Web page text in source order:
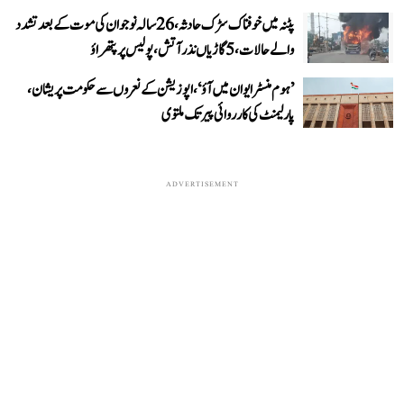
پٹنہ میں خوفناک سڑک حادثہ، 26 سالہ نوجوان کی موت کے بعد تشدد
والے حالات، 5 گاڑیاں نذر آتش، پولیس پر پتھراؤ
’ہوم منسٹر ایوان میں آؤ‘، اپوزیشن کے نعروں سے حکومت پریشان،
پارلیمنٹ کی کارروائی پیر تک ملتوی
ADVERTISEMENT